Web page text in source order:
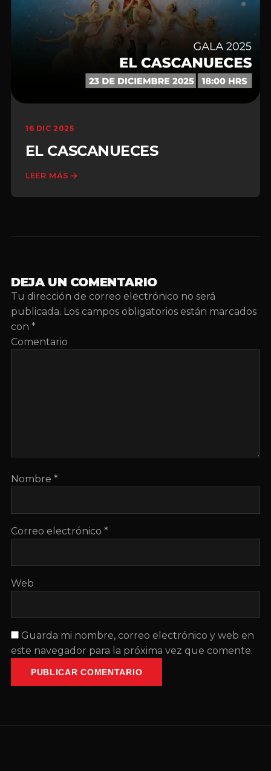
16 DIC 2025
EL CASCANUECES
LEER MÁS
DEJA UN COMENTARIO
Tu dirección de correo electrónico no será
publicada. Los campos obligatorios están marcados
con *
Comentario
Nombre *
Correo electrónico *
Web
Guarda mi nombre, correo electrónico y web en
este navegador para la próxima vez que comente.
PUBLICAR COMENTARIO